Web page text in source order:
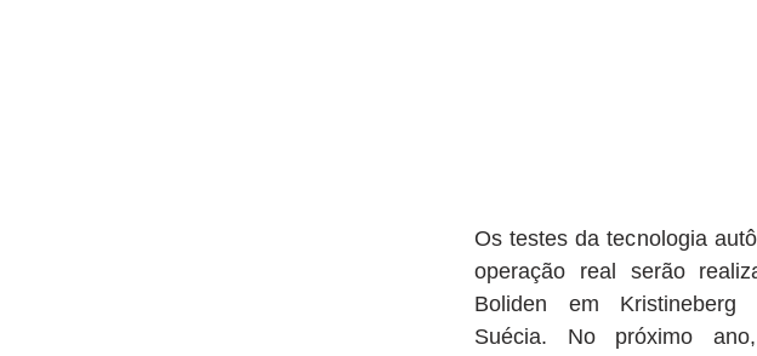
Os testes da tecnologia
operação real serão
Boliden em
Suécia. No próximo